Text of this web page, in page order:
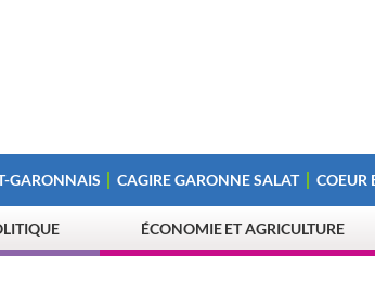
GARONNAIS CAGIRE GARONNE SALAT COEUR
ÉCONOMIE ET AGRICULTURE